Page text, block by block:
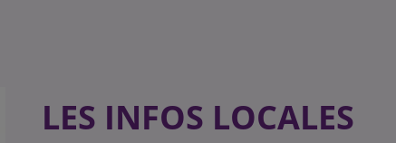
LES INFOS LOCALES